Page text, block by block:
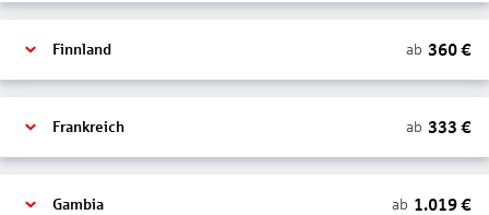
Finnland ab 360€
Frankreich ab 333 €
Gambia ab 1.019€